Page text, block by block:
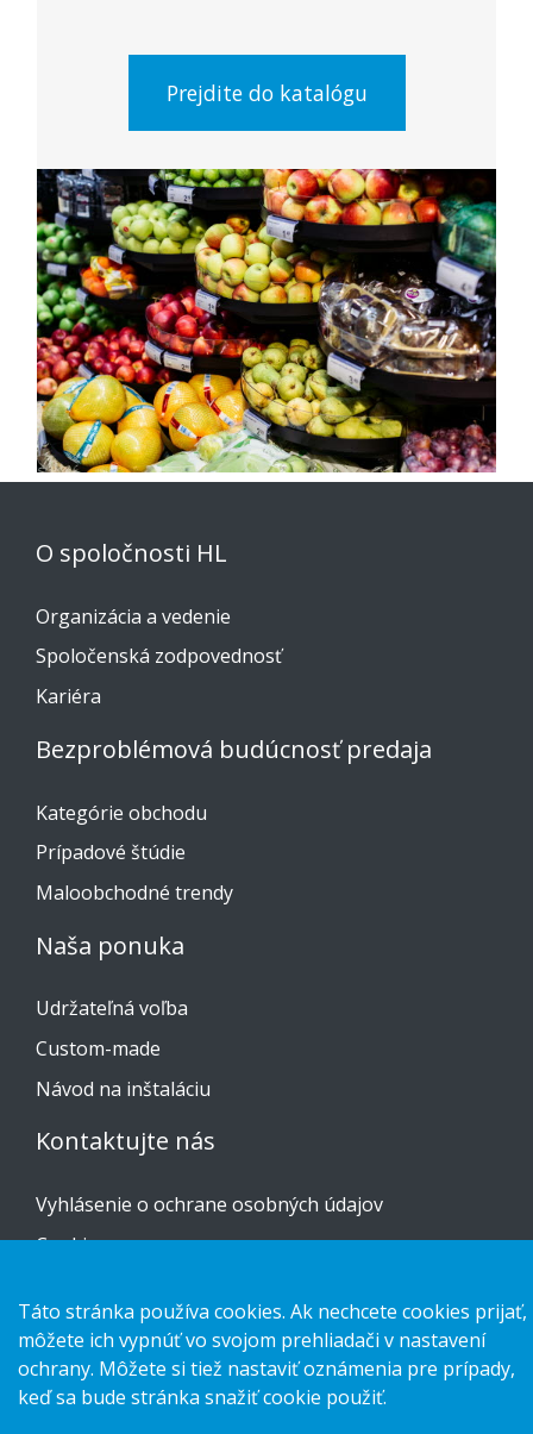
Prejdite do katalógu
O spoločnosti HL
Organizácia a vedenie
Spoločenská zodpovednosť
Kariéra
Bezproblémová budúcnosť predaja
Kategórie obchodu
Prípadové štúdie
Maloobchodné trendy
Naša ponuka
Udržateľná voľba
Custom-made
Návod na inštaláciu
Kontaktujte nás
Vyhlásenie o ochrane osobných údajov
Cookies
Copyright 2026 HL Display AB. All rights reserved.
Táto stránka používa cookies. Ak nechcete cookies prijať,
môžete ich vypnúť vo svojom prehliadači v nastavení
ochrany. Môžete si tiež nastaviť oznámenia pre prípady,
keď sa bude stránka snažiť cookie použiť.